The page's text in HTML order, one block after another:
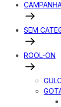
SEM
ROOL-ON